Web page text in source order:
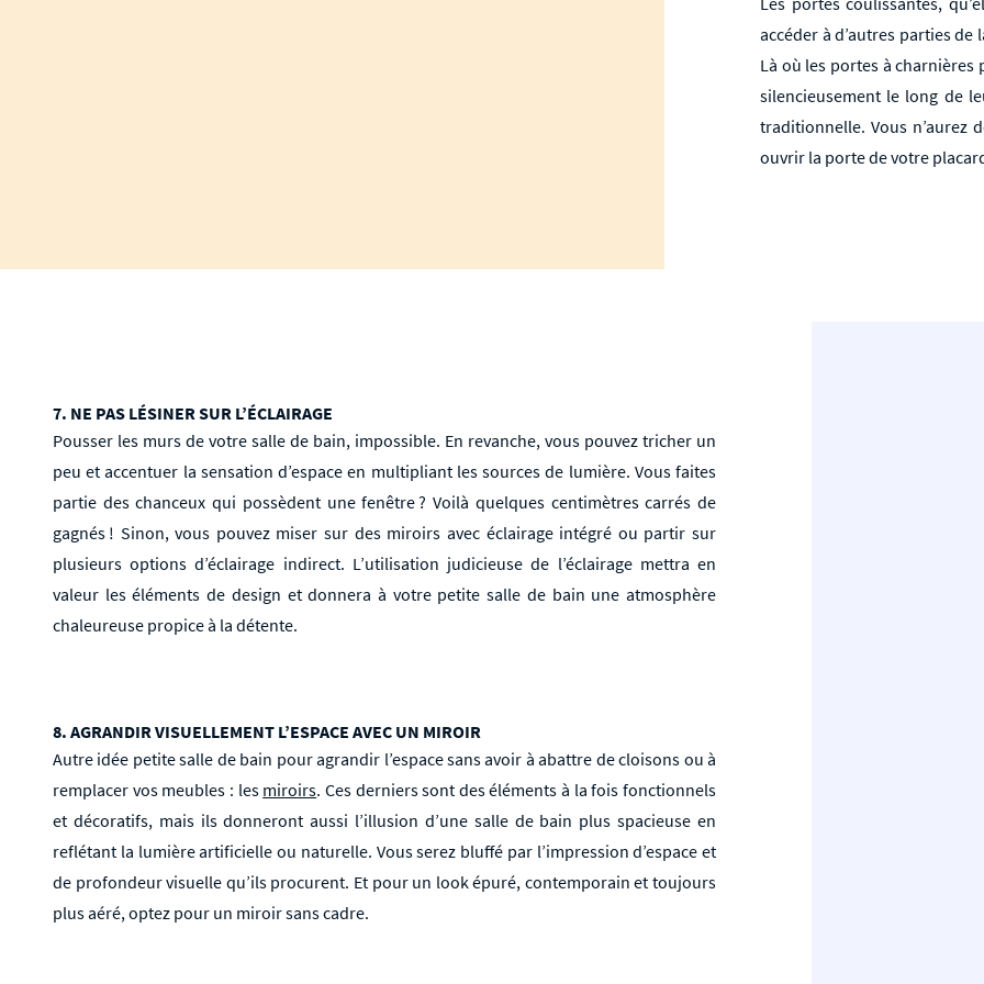
accéder à d’autres parties
Là où les portes à charnières
silencieusement le long de
traditionnelle. Vous n’aurez
ouvrir la porte de votre
7. NE PAS LÉSINER SUR L’ÉCLAIRAGE
Pousser les murs de votre salle de bain, impossible. En revanche, vous pouvez tricher un
peu et accentuer la sensation d’espace en multipliant les sources de lumière. Vous faites
partie des chanceux qui possèdent une fenêtre ? Voilà quelques centimètres carrés de
gagnés ! Sinon, vous pouvez miser sur des miroirs avec éclairage intégré ou partir sur
plusieurs options d’éclairage indirect. L’utilisation judicieuse de l’éclairage mettra en
valeur les éléments de design et donnera à votre petite salle de bain une atmosphère
chaleureuse propice à la détente.
8. AGRANDIR VISUELLEMENT L’ESPACE AVEC UN MIROIR
Autre idée petite salle de bain pour agrandir l’espace sans avoir à abattre de cloisons ou à
remplacer vos meubles : les miroirs. Ces derniers sont des éléments à la fois fonctionnels
et décoratifs, mais ils donneront aussi l’illusion d’une salle de bain plus spacieuse en
reflétant la lumière artificielle ou naturelle. Vous serez bluffé par l’impression d’espace et
de profondeur visuelle qu’ils procurent. Et pour un look épuré, contemporain et toujours
plus aéré, optez pour un miroir sans cadre.